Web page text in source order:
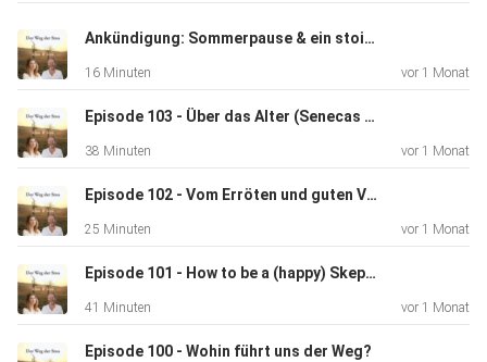
Ankündigung: Sommerpause & ein stoischer Ausblick auf den Herbst! ️
16 Minuten vor 1 Monat
Episode 103 - Über das Alter (Senecas 12. Brief und Cicero)
38 Minuten vor 1 Monat
Episode 102 - Vom Erröten und guten Vorbildern (Senecas 11. Brief)
25 Minuten vor 1 Monat
Episode 101 - How to be a (happy) Skeptic
41 Minuten vor 1 Monat
Episode 100 - Wohin führt uns der Weg?